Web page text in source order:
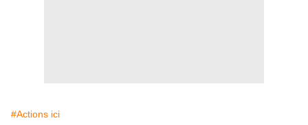
#Actions ici